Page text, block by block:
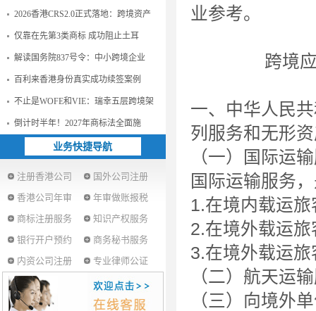
2026香港CRS2.0正式落地：跨境资产
仅靠在先第3类商标 成功阻止土耳
解读国务院837号令：中小跨境企业
百利来香港身份真实成功续签案例
不止是WOFE和VIE：瑞幸五层跨境架
倒计时半年！2027年商标法全面施
业务快捷导航
注册香港公司
国外公司注册
香港公司年审
年审做账报税
商标注册服务
知识产权服务
银行开户预约
商务秘书服务
内资公司注册
专业律师公证
业参考。
跨境
一、中华人民
列服务和无形
（一）国际运
国际运输服务
1.在境内载运
2.在境外载运
3.在境外载运
（二）航天运
（三）向境外